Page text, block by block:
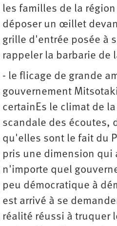
les familles de la
déposer un œillet
grille d'entrée posée à
rappeler la barbarie de
- le flicage de grande
gouvernement
certainEs le climat de
scandale des écoutes,
qu'elles sont le fait du
pris une dimension qui
n'importe quel
peu démocratique à
est arrivé à se
réalité réussi à truquer